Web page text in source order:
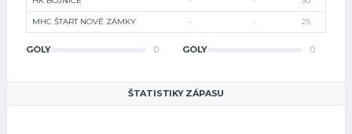
MHC ŠTART NOVÉ ZÁMKY - - 25
GÓLY 0 GÓLY 0
ŠTATISTIKY ZÁPASU